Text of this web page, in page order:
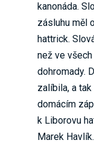
kanonáda.
zásluhu měl
hattrick.
než ve
dohromady.
zalíbila, a
domácím
k Liborovu
Marek Havlík.